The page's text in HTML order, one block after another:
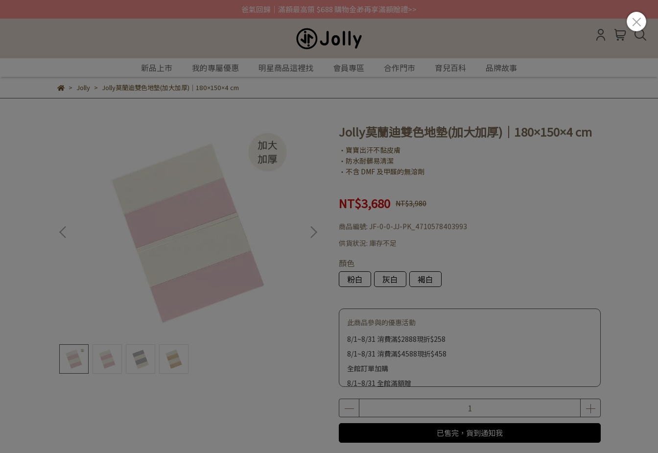
爸氣回歸｜滿額最高領 $688 購物金🎁再享滿額贈禮>>
新品上市 我的專屬優惠 明星商品這裡找 會員專區 合作門市 育兒百科 品牌故事
Jolly Jolly莫蘭迪雙色地墊(加大加厚)｜180×150×4 cm
Jolly莫蘭迪雙色地墊(加大加厚)｜180×150×4 cm
・寶寶出汗不黏皮膚
・防水耐髒易清潔
・不含 DMF 及甲醛的無溶劑
NT$3,680 NT$3,980
商品編號: JF-0-0-JJ-PK_4710578403993
供貨狀況: 庫存不足
顏色
粉白
灰白 褐白
此商品參與的優惠活動
8/1~8/31 消費滿$2888現折$258
8/1~8/31 消費滿$4588現折$458
全館訂單加購
8/1~8/31 全館滿額贈
已售完，貨到通知我